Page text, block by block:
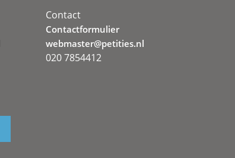
Contact
Contactformulier
webmaster@petities.nl
020 7854412